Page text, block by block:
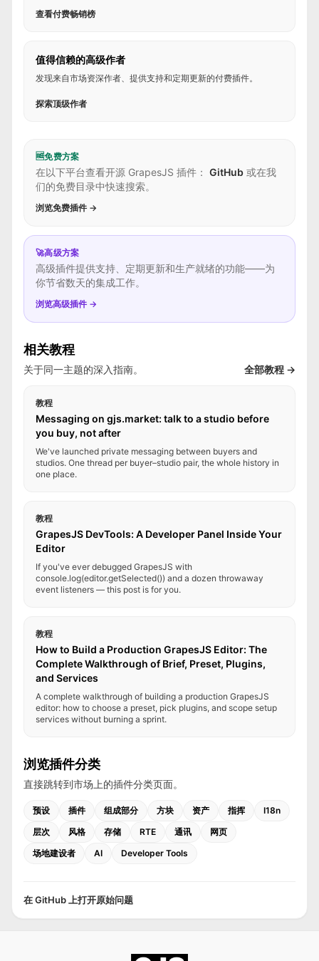
查看付费畅销榜
值得信赖的高级作者
发现来自市场资深作者、提供支持和定期更新的付费插件。
探索顶级作者
🆓免费方案
在以下平台查看开源 GrapesJS 插件： GitHub 或在我
们的免费目录中快速搜索。
浏览免费插件 →
🚀高级方案
高级插件提供支持、定期更新和生产就绪的功能——为
你节省数天的集成工作。
浏览高级插件 →
相关教程
关于同一主题的深入指南。 全部教程 →
教程
Messaging on gjs.market: talk to a studio before
you buy, not after
We've launched private messaging between buyers and
studios. One thread per buyer–studio pair, the whole history in
one place.
教程
GrapesJS DevTools: A Developer Panel Inside Your
Editor
If you've ever debugged GrapesJS with
console.log(editor.getSelected()) and a dozen throwaway
event listeners — this post is for you.
教程
How to Build a Production GrapesJS Editor: The
Complete Walkthrough of Brief, Preset, Plugins,
and Services
A complete walkthrough of building a production GrapesJS
editor: how to choose a preset, pick plugins, and scope setup
services without burning a sprint.
浏览插件分类
直接跳转到市场上的插件分类页面。
预设 插件 组成部分 方块 资产 指挥
I18n
层次
风格 存储 RTE 通讯
网页
场地建设者
AI Developer Tools
在 GitHub 上打开原始问题